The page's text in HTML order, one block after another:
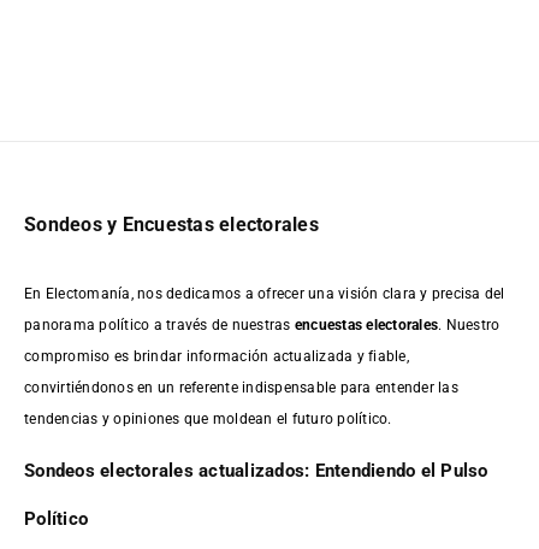
Sondeos y Encuestas electorales
En Electomanía, nos dedicamos a ofrecer una visión clara y precisa del
panorama político a través de nuestras encuestas electorales. Nuestro
compromiso es brindar información actualizada y fiable,
convirtiéndonos en un referente indispensable para entender las
tendencias y opiniones que moldean el futuro político.
Sondeos electorales actualizados: Entendiendo el Pulso
Político